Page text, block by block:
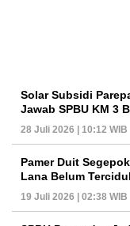
Solar Subsidi
Jawab SPBU KM 3
28 Juli 2026 | 10:12 WIB
Pamer Duit
Lana Belum
19 Juli 2026 | 02:38 WIB